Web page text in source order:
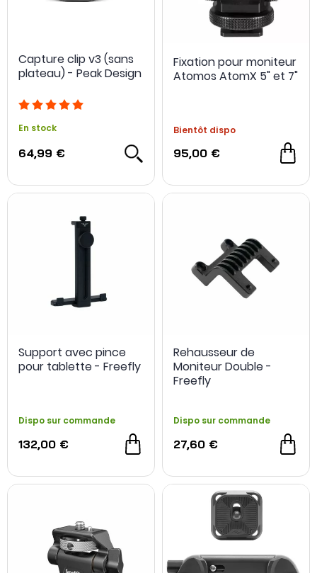
Capture clip v3 (sans
plateau) - Peak Design
En stock
64,99 €
Fixation pour moniteur
Atomos AtomX 5" et 7"
Bientôt dispo
95,00 €
Support avec pince
pour tablette - Freefly
Dispo sur commande
132,00 €
Rehausseur de
Moniteur Double -
Freefly
Dispo sur commande
27,60 €